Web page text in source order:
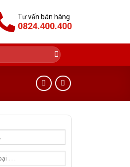
Tư vấn bán hàng
0824.400.400